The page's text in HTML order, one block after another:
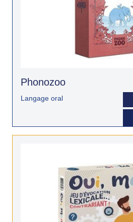
Phonozoo
Langage oral